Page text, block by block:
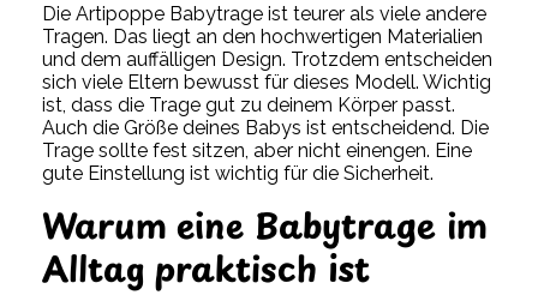
Die Artipoppe Babytrage ist teurer als viele andere
Tragen. Das liegt an den hochwertigen Materialien
und dem auffälligen Design. Trotzdem entscheiden
sich viele Eltern bewusst für dieses Modell. Wichtig
ist, dass die Trage gut zu deinem Körper passt.
Auch die Größe deines Babys ist entscheidend. Die
Trage sollte fest sitzen, aber nicht einengen. Eine
gute Einstellung ist wichtig für die Sicherheit.
Warum eine Babytrage im
Alltag praktisch ist